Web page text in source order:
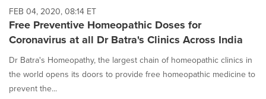
FEB 04, 2020, 08:14 ET
Free Preventive Homeopathic Doses for
Coronavirus at all Dr Batra's Clinics Across India
Dr Batra's Homeopathy, the largest chain of homeopathic clinics in
the world opens its doors to provide free homeopathic medicine to
prevent the...